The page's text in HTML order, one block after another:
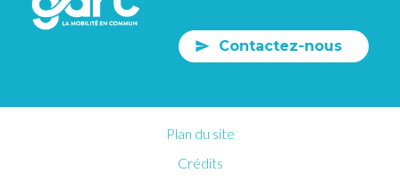
Contactez-nous
Plan du site
Crédits